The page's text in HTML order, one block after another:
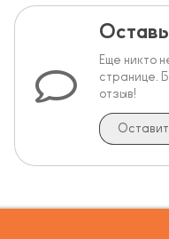
Еще никто
странице.
отзыв!